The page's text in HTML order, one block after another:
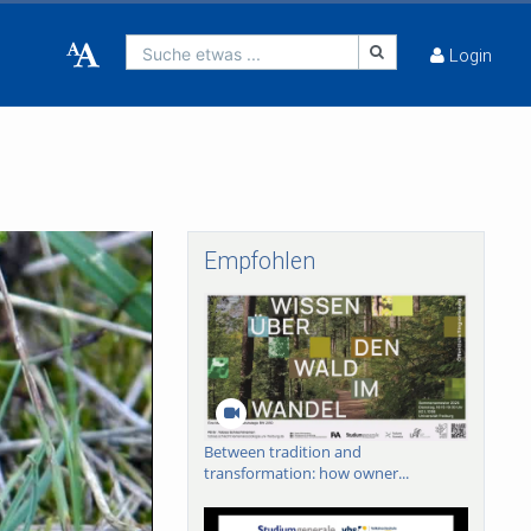
Suche etwas ... Login
Empfohlen
Between tradition and
transformation: how owner...